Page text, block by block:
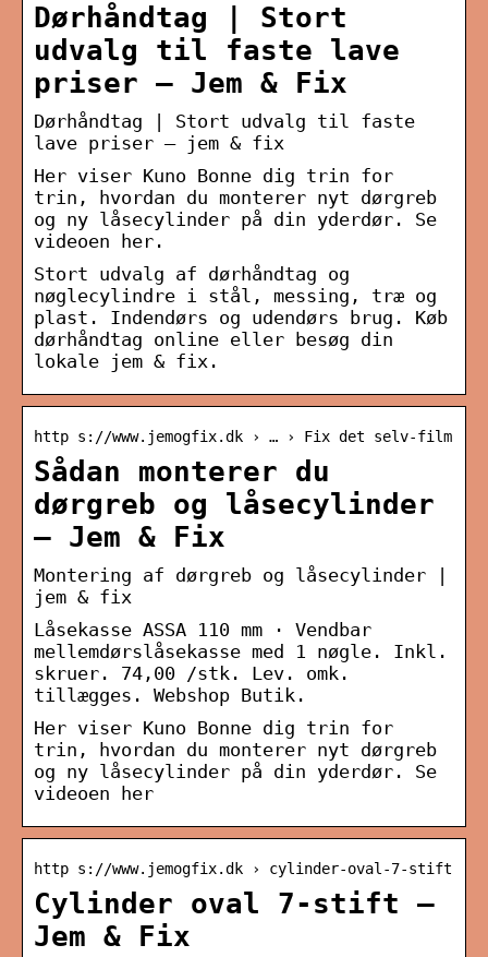
Dørhåndtag | Stort
udvalg til faste lave
priser – Jem & Fix
Dørhåndtag | Stort udvalg til faste
lave priser – jem & fix
Her viser Kuno Bonne dig trin for
trin, hvordan du monterer nyt dørgreb
og ny låsecylinder på din yderdør. Se
videoen her.
Stort udvalg af dørhåndtag og
nøglecylindre i stål, messing, træ og
plast. Indendørs og udendørs brug. Køb
dørhåndtag online eller besøg din
lokale jem & fix.
http s://www.jemogfix.dk › … › Fix det selv-film
Sådan monterer du
dørgreb og låsecylinder
– Jem & Fix
Montering af dørgreb og låsecylinder |
jem & fix
Låsekasse ASSA 110 mm · Vendbar
mellemdørslåsekasse med 1 nøgle. Inkl.
skruer. 74,00 /stk. Lev. omk.
tillægges. Webshop Butik.
Her viser Kuno Bonne dig trin for
trin, hvordan du monterer nyt dørgreb
og ny låsecylinder på din yderdør. Se
videoen her
http s://www.jemogfix.dk › cylinder-oval-7-stift
Cylinder oval 7-stift –
Jem & Fix